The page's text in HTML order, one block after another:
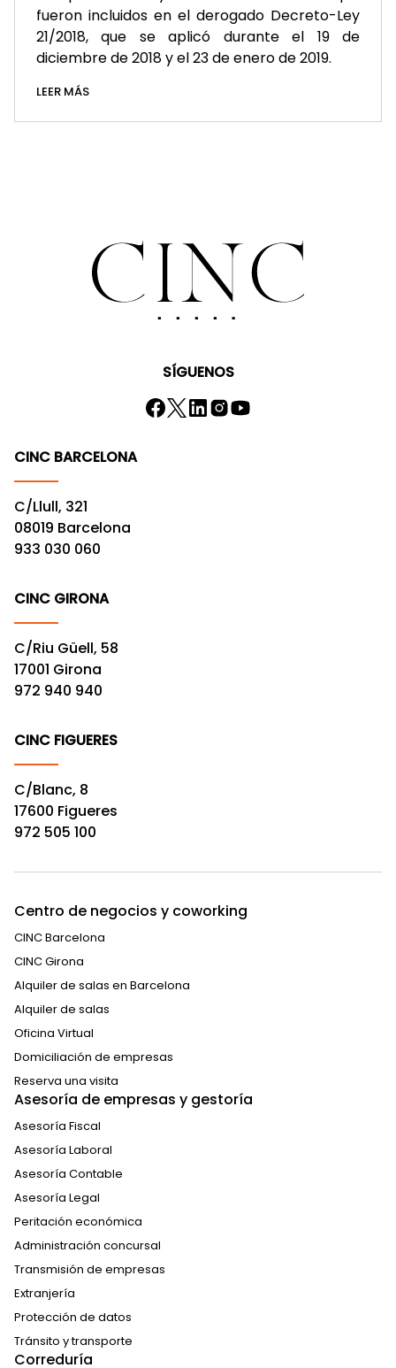
fueron incluidos en el derogado Decreto-Ley
21/2018, que se aplicó durante el 19 de
diciembre de 2018 y el 23 de enero de 2019.
LEER MÁS
SÍGUENOS
CINC BARCELONA
C/Llull, 321
08019 Barcelona
933 030 060
CINC GIRONA
C/Riu Güell, 58
17001 Girona
972 940 940
CINC FIGUERES
C/Blanc, 8
17600 Figueres
972 505 100
Centro de negocios y coworking
CINC Barcelona
CINC Girona
Alquiler de salas en Barcelona
Alquiler de salas
Oficina Virtual
Domiciliación de empresas
Reserva una visita
Asesoría de empresas y gestoría
Asesoría Fiscal
Asesoría Laboral
Asesoría Contable
Asesoría Legal
Peritación económica
Administración concursal
Transmisión de empresas
Extranjería
Protección de datos
Tránsito y transporte
Correduría